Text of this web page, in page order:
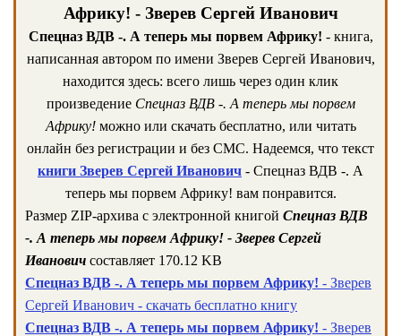
Африку! - Зверев Сергей Иванович
Спецназ ВДВ -. А теперь мы порвем Африку! - книга,
написанная автором по имени Зверев Сергей Иванович,
находится здесь: всего лишь через один клик
произведение Спецназ ВДВ -. А теперь мы порвем
Африку!можно или скачать бесплатно, или читать
онлайн без регистрации и без СМС. Надеемся, что текст
книги Зверев Сергей Иванович - Спецназ ВДВ -. А
теперь мы порвем Африку! вам понравится.
Размер ZIP-архива c электронной книгой Спецназ ВДВ
-. А теперь мы порвем Африку! - Зверев Сергей
Иванович составляет 170.12 KB
Спецназ ВДВ -. А теперь мы порвем Африку! - Зверев
Сергей Иванович - скачать бесплатно книгу
Спецназ ВДВ -. А теперь мы порвем Африку! - Зверев